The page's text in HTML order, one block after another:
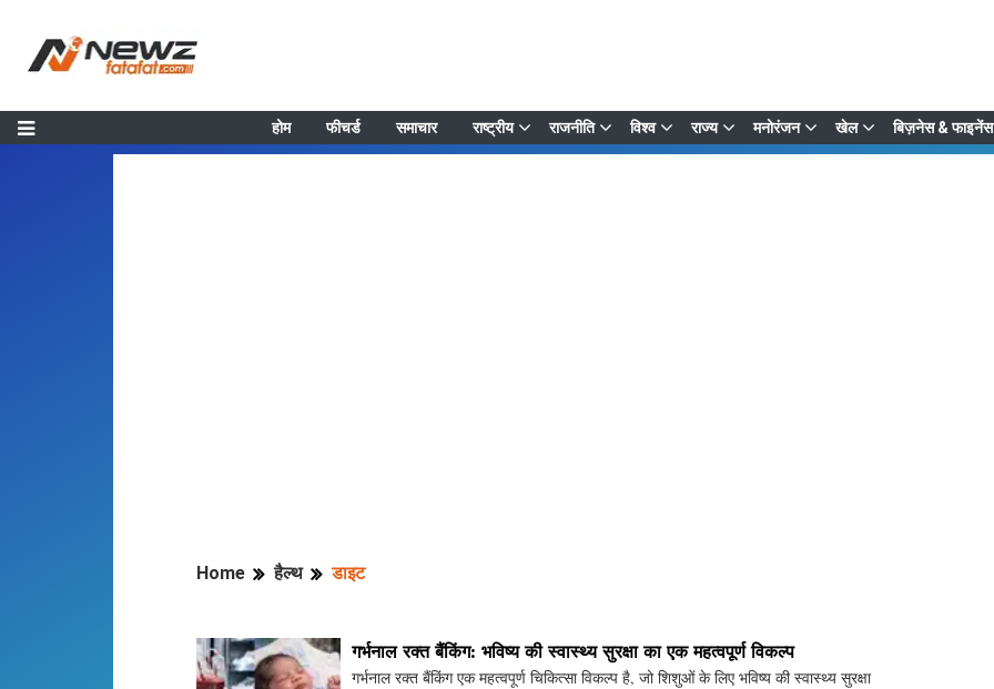
होम फीचर्ड समाचार राष्ट्रीय राजनीति विश्व राज्य मनोरंजन खेल बिज़नेस & फाइनेंस
Home हैल्थ डाइट
गर्भनाल रक्त बैंकिंग: भविष्य की स्वास्थ्य सुरक्षा का एक महत्वपूर्ण विकल्प
गर्भनाल रक्त बैंकिंग एक महत्वपूर्ण चिकित्सा विकल्प है, जो शिशुओं के लिए भविष्य की स्वास्थ्य सुरक्षा